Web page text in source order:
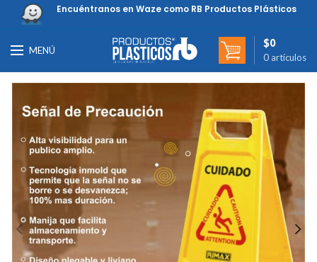
Encuéntranos en Waze como RB Productos Plásticos
MENÚ
0 artículos
$0